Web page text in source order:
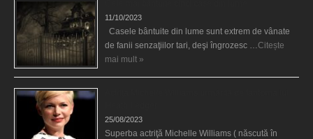
11/10/2023
Casele bântuite din lume sunt extrem de vânate
de fanii senzaţiilor tari, deşi îngrozesc … Citește
mai mult »
25/08/2023
Superba actriţă Michelle Williams ( născută în